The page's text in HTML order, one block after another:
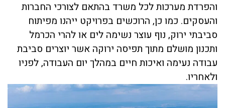
והפרדת מערכות לכל משרד בהתאם לצורכי החברות
והעסקים. כמו כן, הרוכשים בפרויקט ייהנו מפיתוח
סביבתי ירוק, נוף עוצר נשימה לים או להרי הכרמל
ותכנון מושלם מתוך תפיסה ירוקה אשר יוצרים סביבת
עבודה נעימה ואיכות חיים במהלך יום העבודה, לפניו
ולאחריו.